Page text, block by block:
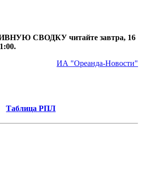
СВОДКУ читайте завтра, 16
ИА "Ореанда-Новости"
Таблица РПЛ